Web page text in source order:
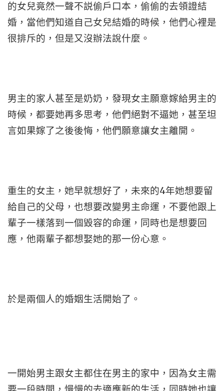
的女兒竟然一聲不説偷戶口本，偷偷的去領證結
婚，當他們知道自己女兒結婚的時候，他們心裡是
很排斥的，但是又沒辦法說什麼。
男主的家人甚至是奶奶，發現女主願意嫁給男主的
時候，都要她再多思考，他們絕對不逼她，甚至坦
言如果嫁了之後後悔，他們願意讓女主離開。
重生的女主，她早就想好了，未來的4年她想要留
給自己的父母，也想要改變男主命運，不要他跟上
輩子一樣落到一個毀容的命運，同時也是想要回
應，他兩輩子都想娶她的那一份心意。
於是兩個人的婚姻生活開始了。
一開始男主跟女主都住在男主的家中，因為女主需